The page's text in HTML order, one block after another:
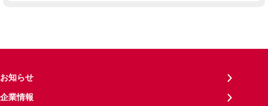
お知らせ
企業情報